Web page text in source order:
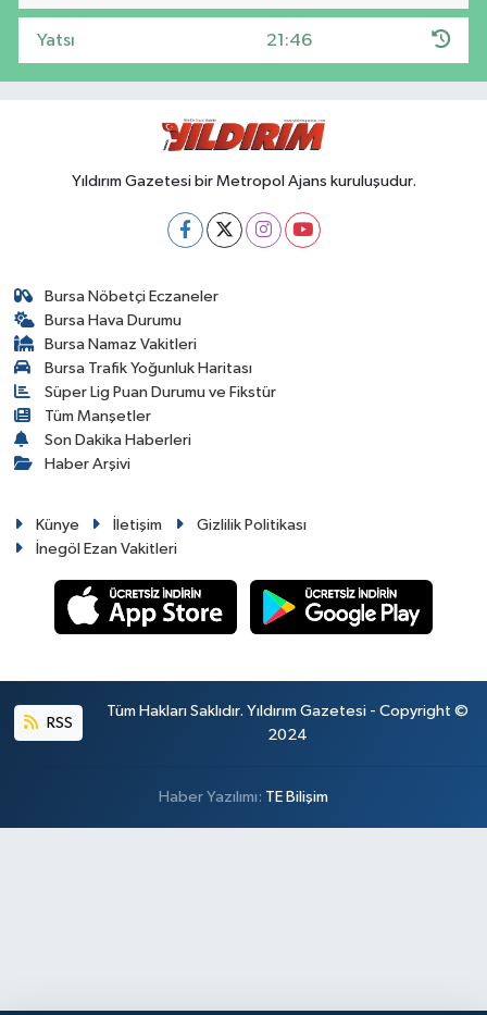
Yatsı 21:46
Yıldırım Gazetesi bir Metropol Ajans kuruluşudur.
Bursa Nöbetçi Eczaneler
Bursa Hava Durumu
Bursa Namaz Vakitleri
Bursa Trafik Yoğunluk Haritası
Süper Lig Puan Durumu ve Fikstür
Tüm Manşetler
Son Dakika Haberleri
Haber Arşivi
Künye İletişim
Gizlilik Politikası
İnegöl Ezan Vakitleri
RSS
Tüm Hakları Saklıdır. Yıldırım Gazetesi - Copyright ©
2024
Haber Yazılımı: TE Bilişim